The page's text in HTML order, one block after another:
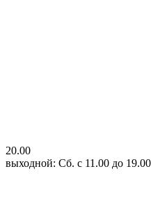
20.00
выходной: Сб. с 11.00 до